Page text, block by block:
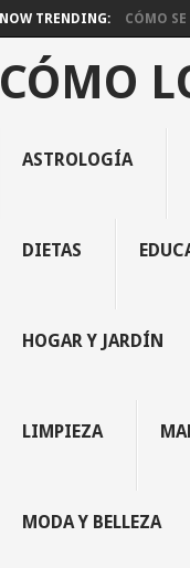
NOW TRENDING: CÓMO SE
CÓMO
ASTROLOGÍA
DIETAS
HOGAR Y JARDÍN
LIMPIEZA
MODA Y BELLEZA